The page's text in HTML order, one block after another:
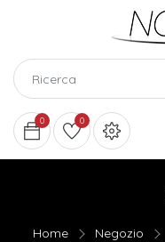
0 0
Home Negozio